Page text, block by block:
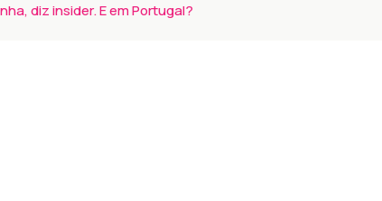
diz insider. E em Portugal?